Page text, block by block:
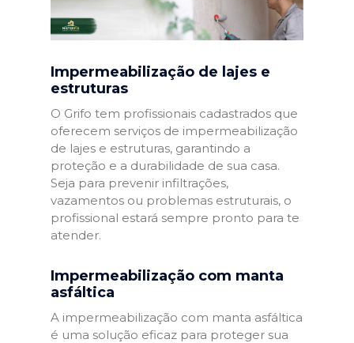
Impermeabilização de lajes e
estruturas
O Grifo tem profissionais cadastrados que
oferecem serviços de impermeabilização
de lajes e estruturas, garantindo a
proteção e a durabilidade de sua casa.
Seja para prevenir infiltrações,
vazamentos ou problemas estruturais, o
profissional estará sempre pronto para te
atender.
Impermeabilização com manta
asfáltica
A impermeabilização com manta asfáltica
é uma solução eficaz para proteger sua